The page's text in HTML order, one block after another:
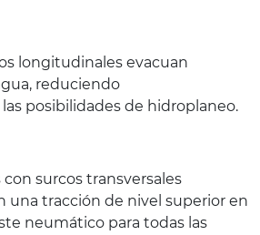
longitudinales evacuan
reduciendo
posibilidades de hidroplaneo.
surcos transversales
una tracción de nivel superior en
neumático para todas las